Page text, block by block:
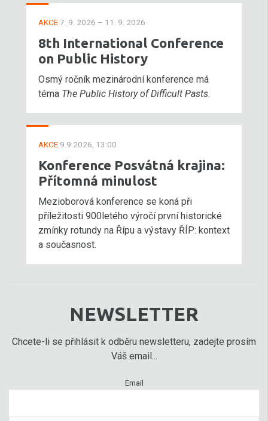
AKCE7. 9. 2026 – 11. 9. 2026
8th International Conference
on Public History
Osmý ročník mezinárodní konference má
téma The Public History of Difficult Pasts.
AKCE 9.9.2026, 13:00
Konference Posvátná krajina:
Přítomná minulost
Mezioborová konference se koná při
příležitosti 900letého výročí první historické
zmínky rotundy na Řípu a výstavy ŘÍP: kontext
a současnost.
NEWSLETTER
Chcete-li se přihlásit k odběru newsletteru, zadejte prosím
Váš email...
Email